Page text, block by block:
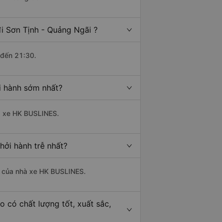
Sơn Tịnh - Quảng Ngãi ?
21:30.
sớm nhất?
HK BUSLINES.
hành trễ nhất?
nhà xe HK BUSLINES.
có chất lượng tốt, xuất sắc,